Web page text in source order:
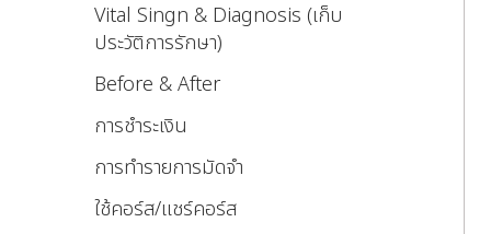
Vital Singn & Diagnosis (เก็บ
ประวัติการรักษา)
Before & After
การชำระเงิน
การทำรายการมัดจำ
ใช้คอร์ส/แชร์คอร์ส